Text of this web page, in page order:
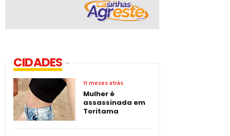
CIDADES
11 meses atrás
Mulher é
assassinada em
Toritama